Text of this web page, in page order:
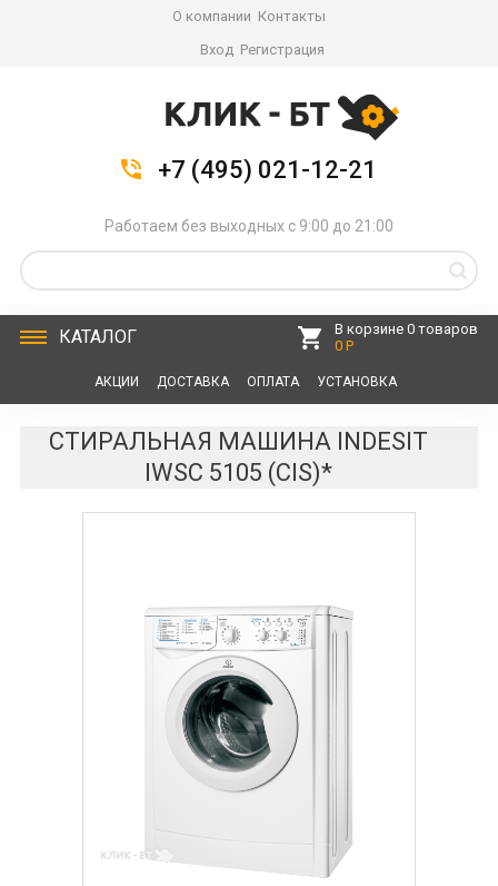
О компании Контакты
Вход Регистрация
+7 (495) 021-12-21
Работаем без выходных с 9:00 до 21:00
КАТАЛОГ
В корзине 0 товаров
0 Р
АКЦИИ ДОСТАВКА ОПЛАТА УСТАНОВКА
СТИРАЛЬНАЯ МАШИНА INDESIT
IWSC 5105 (CIS)*